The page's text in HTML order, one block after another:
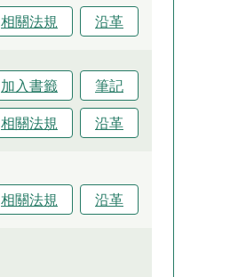
相關法規 沿革
加入書籤
筆記
相關法規
沿革
相關法規 沿革